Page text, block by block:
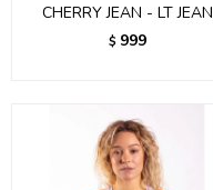
CHERRY JEAN - LT JEAN
$ 999